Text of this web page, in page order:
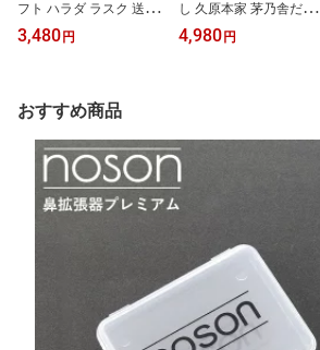
フト ハラダ ラスク 送料
無料 手土産 ガトーフェ
スタ R3 小缶 2枚/1袋 × 1
し 通販 2026 プレゼント
3,480 円
し 久原本家 茅乃舎だし
ギフト お供え 茅乃舎だ
し 5種セット ギフトセッ
い お返し お歳暮 お年賀
人気ランキング
4,980 円
おすすめ商品